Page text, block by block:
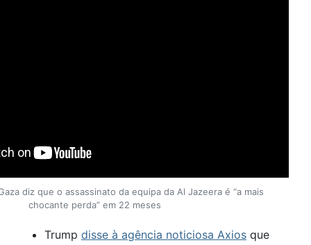
diz que o assassinato da equipa da Al Jazeera é “a mais
chocante perda” em 22 meses
Trump disse à agência noticiosa Axios que